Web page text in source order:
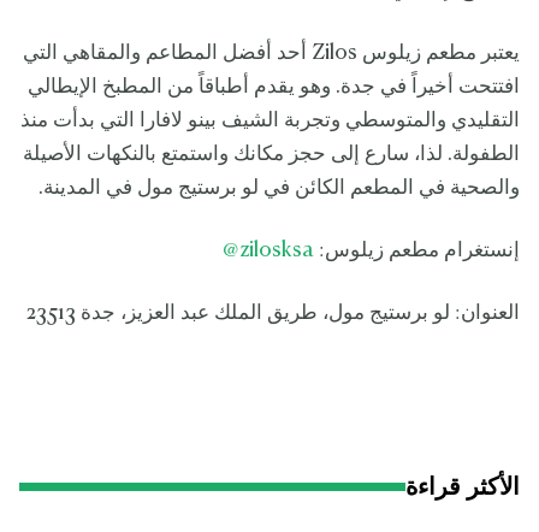
يعتبر مطعم زيلوس Zilos أحد أفضل المطاعم والمقاهي التي
افتتحت أخيراً في جدة. وهو يقدم أطباقاً من المطبخ الإيطالي
التقليدي والمتوسطي وتجربة الشيف بينو لافارا التي بدأت منذ
الطفولة. لذا، سارع إلى حجز مكانك واستمتع بالنكهات الأصيلة
والصحية في المطعم الكائن في لو برستيج مول في المدينة.
إنستغرام مطعم زيلوس: zilosksa@
العنوان: لو برستيج مول، طريق الملك عبد العزيز، جدة 23513
الأكثر قراءة